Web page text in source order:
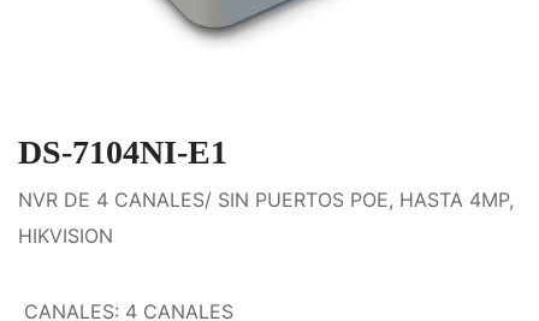
DS-7104NI-E1
NVR DE 4 CANALES/ SIN PUERTOS POE, HASTA 4MP,
HIKVISION
CANALES: 4 CANALES